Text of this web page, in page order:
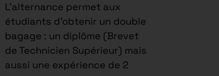
L’alternance permet aux
étudiants d’obtenir un double
bagage : un diplôme (Brevet
de Technicien Supérieur) mais
aussi une expérience de 2